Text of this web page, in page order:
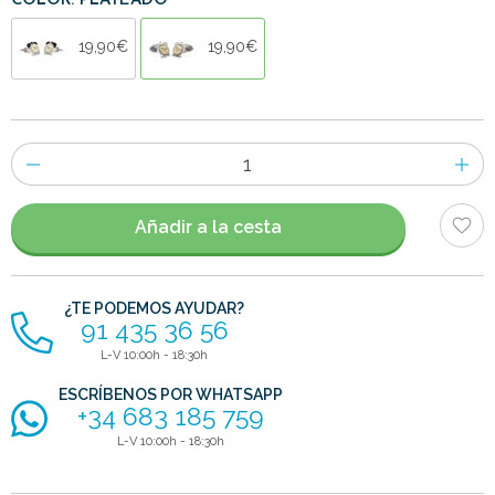
19,90€ 19,90€
Número
de
artículos
Añadir a la cesta
¿TE PODEMOS AYUDAR?
91 435 36 56
L-V 10:00h - 18:30h
ESCRÍBENOS POR WHATSAPP
+34 683 185 759
L-V 10:00h - 18:30h